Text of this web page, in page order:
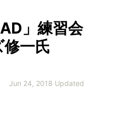
」練習会
修一氏
Jun 24, 2018 Updated